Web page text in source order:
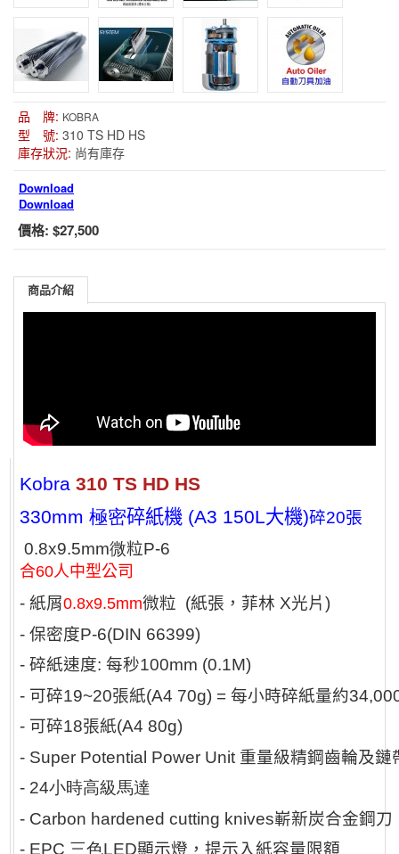
品 牌: KOBRA
型 號: 310 TS HD HS
庫存狀況: 尚有庫存
Download
Download
價格: $27,500
商品介紹
Kobra 310 TS HD HS
330mm 極密碎紙機 (A3 150L大機)碎20張
0.8x9.5mm微粒P-6
合60人中型公司
- 紙屑0.8x9.5mm微粒 (紙張，菲林 X光片)
- 保密度P-6(DIN 66399)
- 碎紙速度: 每秒100mm (0.1M)
- 可碎19~20張紙(A4 70g) = 每小時碎紙量約3
- 可碎18張紙(A4 80g)
- Super Potential Power Unit 重量級精鋼齒輪及鏈
- 24小時高級馬達
- Carbon hardened cutting knives嶄新炭合金鋼刀
- EPC 三色LED顯示燈，提示入紙容量限額